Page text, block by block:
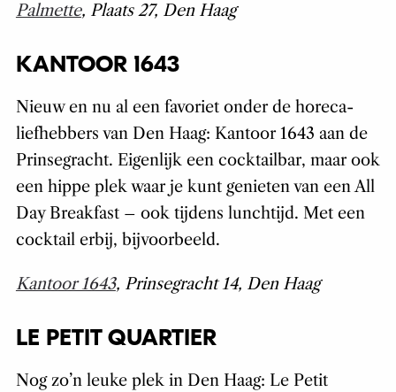
Palmette, Plaats 27, Den Haag
KANTOOR 1643
Nieuw en nu al een favoriet onder de horeca-
liefhebbers van Den Haag: Kantoor 1643 aan de
Prinsegracht. Eigenlijk een cocktailbar, maar ook
een hippe plek waar je kunt genieten van een All
Day Breakfast – ook tijdens lunchtijd. Met een
cocktail erbij, bijvoorbeeld.
Kantoor 1643, Prinsegracht 14, Den Haag
LE PETIT QUARTIER
Nog zo’n leuke plek in Den Haag: Le Petit